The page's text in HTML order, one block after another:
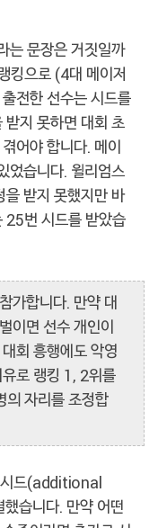
는 문장은 거짓일까
킹으로 (4대 메이저
전한 선수는 시드를
받지 못하면 대회 초
어야 합니다. 메이
었습니다. 윌리엄스
을 받지 못했지만 바
25번 시드를 받았습
가합니다. 만약 대
이면 선수 개인이
회 흥행에도 악영
로 랭킹 1, 2위를
의 자리를 조정합
시드(additional
습니다. 만약 어떤